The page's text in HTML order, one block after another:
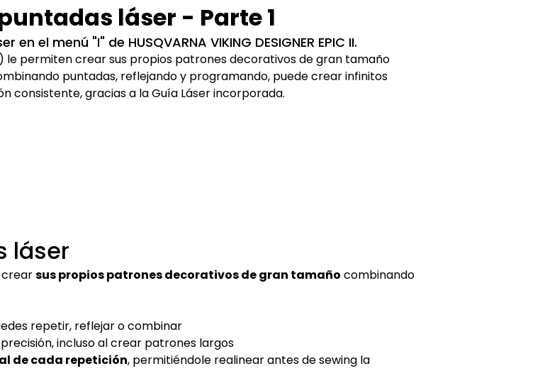
láser - Parte 1
el menú "I" de HUSQVARNA VIKING DESIGNER EPIC II.
II) le permiten crear sus propios patrones decorativos de gran tamaño
puntadas, reflejando y programando, puede crear infinitos
consistente, gracias a la Guía Láser incorporada.
láser
crearsus propios patrones decorativos de gran tamaño combinando
repetir, reflejar o combinar
incluso al crear patrones largos
de cada repetición, permitiéndole realinear antes de sewing la